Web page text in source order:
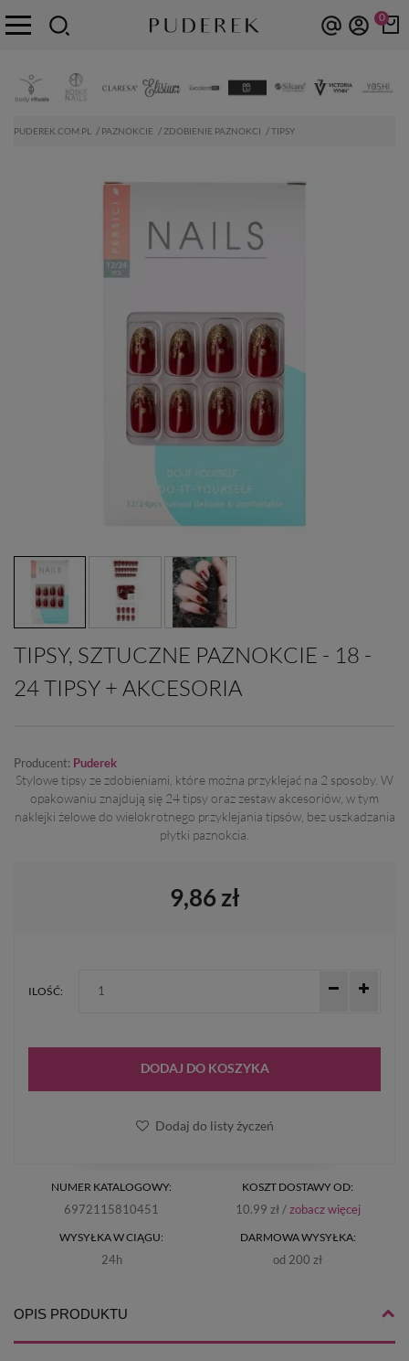
0
PUDEREK.COM.PL PAZNOKCIE ZDOBIENIE PAZNOKCI TIPSY
TIPSY, SZTUCZNE PAZNOKCIE - 18 -
24 TIPSY + AKCESORIA
Producent: Puderek
Stylowe tipsy ze zdobieniami, które można przyklejać na 2 sposoby. W
opakowaniu znajdują się 24 tipsy oraz zestaw akcesoriów, w tym
naklejki żelowe do wielokrotnego przyklejania tipsów, bez uszkadzania
płytki paznokcia.
NUMER KATALOGOWY:
6972115810451
WYSYŁKA W CIĄGU:
24h
KOSZT DOSTAWY OD:
10.99 zł /zobacz więcej
DARMOWA WYSYŁKA:
od 200 zł
9,86 zł
ILOŚĆ:
DODAJ DO KOSZYKA
Dodaj do listy życzeń
OPIS PRODUKTU